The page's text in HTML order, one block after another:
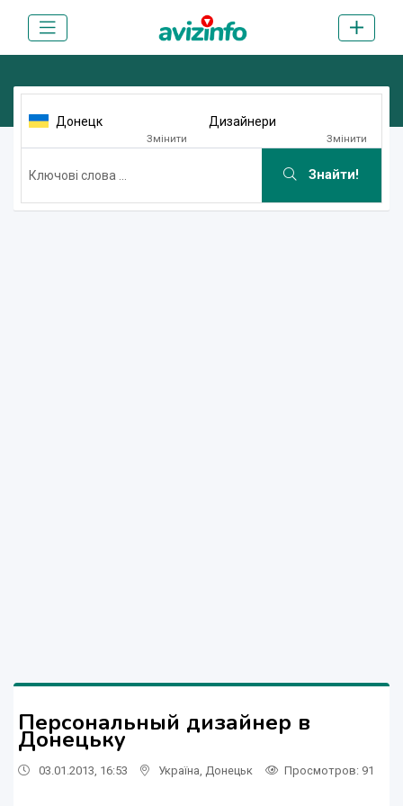
Донецк
Змінити
Дизайнери
Змінити
Знайти!
Персональный дизайнер в
Донецьку
03.01.2013, 16:53 Україна Донецьк Просмотров: 91